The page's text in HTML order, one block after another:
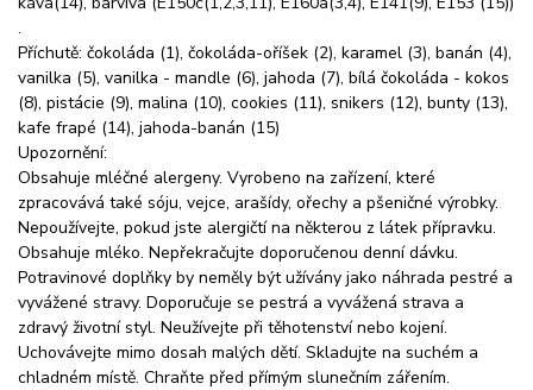
.
Příchutě: čokoláda (1), čokoláda-oříšek (2), karamel (3), banán (4),
vanilka (5), vanilka - mandle (6), jahoda (7), bílá čokoláda - kokos
(8), pistácie (9), malina (10), cookies (11), snikers (12), bunty (13),
kafe frapé (14), jahoda-banán (15)
Upozornění:
Obsahuje mléčné alergeny. Vyrobeno na zařízení, které
zpracovává také sóju, vejce, arašídy, ořechy a pšeničné výrobky.
Nepoužívejte, pokud jste alergičtí na některou z látek přípravku.
Obsahuje mléko. Nepřekračujte doporučenou denní dávku.
Potravinové doplňky by neměly být užívány jako náhrada pestré a
vyvážené stravy. Doporučuje se pestrá a vyvážená strava a
zdravý životní styl. Neužívejte při těhotenství nebo kojení.
Uchovávejte mimo dosah malých dětí. Skladujte na suchém a
chladném místě. Chraňte před přímým slunečním zářením.